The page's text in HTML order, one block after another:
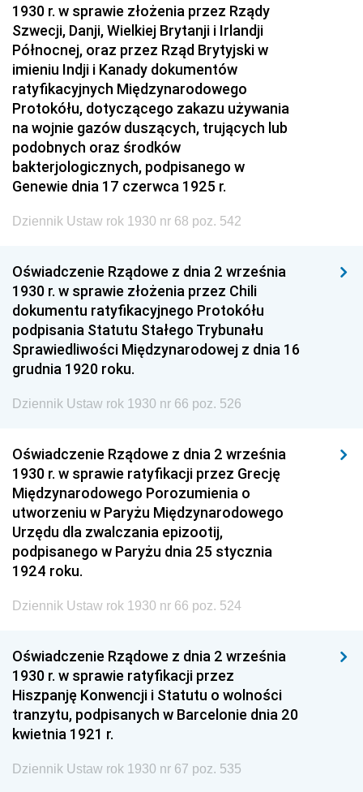
1930 r. w sprawie złożenia przez Rządy
Szwecji, Danji, Wielkiej Brytanji i Irlandji
Północnej, oraz przez Rząd Brytyjski w
imieniu Indji i Kanady dokumentów
ratyfikacyjnych Międzynarodowego
Protokółu, dotyczącego zakazu używania
na wojnie gazów duszących, trujących lub
podobnych oraz środków
bakterjologicznych, podpisanego w
Genewie dnia 17 czerwca 1925 r.
Dziennik Ustaw rok 1930 nr 68 poz. 542
Oświadczenie Rządowe z dnia 2 września
1930 r. w sprawie złożenia przez Chili
dokumentu ratyfikacyjnego Protokółu
podpisania Statutu Stałego Trybunału
Sprawiedliwości Międzynarodowej z dnia 16
grudnia 1920 roku.
Dziennik Ustaw rok 1930 nr 66 poz. 526
Oświadczenie Rządowe z dnia 2 września
1930 r. w sprawie ratyfikacji przez Grecję
Międzynarodowego Porozumienia o
utworzeniu w Paryżu Międzynarodowego
Urzędu dla zwalczania epizootij,
podpisanego w Paryżu dnia 25 stycznia
1924 roku.
Dziennik Ustaw rok 1930 nr 66 poz. 524
Oświadczenie Rządowe z dnia 2 września
1930 r. w sprawie ratyfikacji przez
Hiszpanję Konwencji i Statutu o wolności
tranzytu, podpisanych w Barcelonie dnia 20
kwietnia 1921 r.
Dziennik Ustaw rok 1930 nr 67 poz. 535